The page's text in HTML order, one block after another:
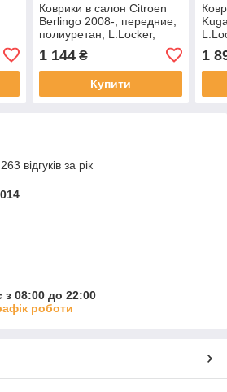
Коврики в салон Citroen
Berlingo 2008-, передние,
полиуретан, L.Locker,
1 144₴
Купити
1
відгуків за рік
з 08:00 до 22:00
роботи